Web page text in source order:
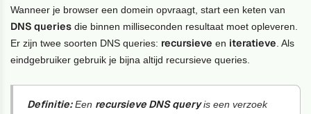
Wanneer je browser een domein opvraagt, start een keten van
DNS queries die binnen milliseconden resultaat moet opleveren.
Er zijn twee soorten DNS queries: recursieve en iteratieve . Als
eindgebruiker gebruik je bijna altijd recursieve queries.
Definitie:Een recursieve DNS queryis een verzoek